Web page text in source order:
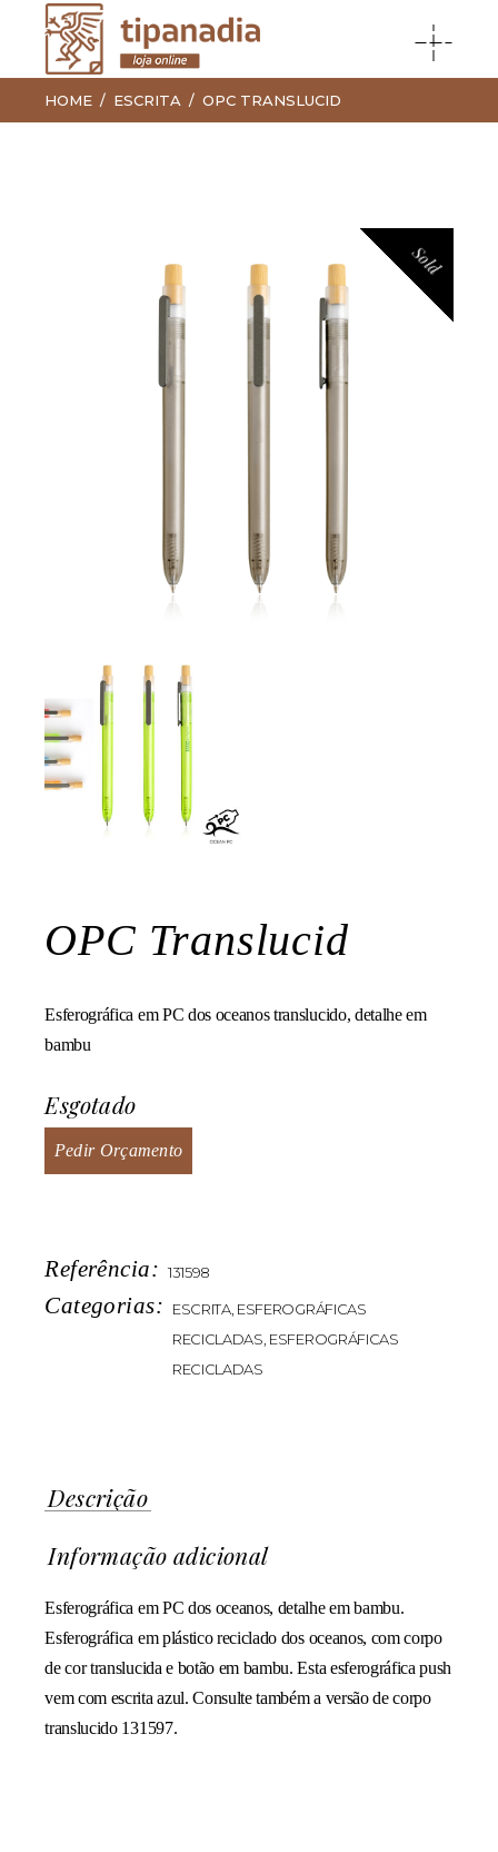
HOME ESCRITA OPC TRANSLUCID
Sold
OPC Translucid
Esferográfica em PC dos oceanos translucido, detalhe em
bambu
Esgotado
Pedir Orçamento
Referência: 131598
Categorias: ESCRITA, ESFEROGRÁFICAS
RECICLADAS ESFEROGRÁFICAS
RECICLADAS
Descrição
Informação adicional
Esferográfica em PC dos oceanos, detalhe em bambu.
Esferográfica em plástico reciclado dos oceanos, com corpo
de cor translucida e botão em bambu. Esta esferográfica push
vem com escrita azul. Consulte também a versão de corpo
translucido 131597.